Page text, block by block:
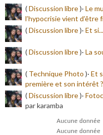
(Discussion libre)· Le
l’hypocrisie vient d’être
(Discussion libre)· Et
(Discussion libre)· La
( Technique Photo )· Et
première et son intérêt ?
(Discussion libre)·
par karamba
Aucune donnée
Aucune donnée